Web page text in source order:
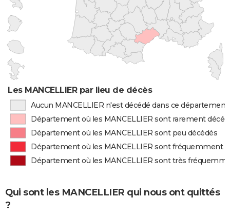
Les MANCELLIER par lieu de décès
Aucun MANCELLIER n'est décédé dans ce département
Département où les MANCELLIER sont rarement
Département où les MANCELLIER sont peu décédés
Département où les MANCELLIER sont fréquemment
Département où les MANCELLIER sont très
Qui sont les MANCELLIER qui nous ont quittés
?